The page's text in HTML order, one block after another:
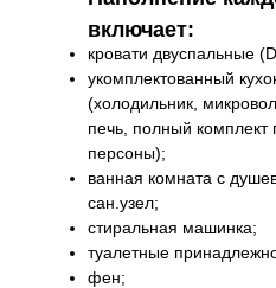
включает:
кровати двуспальные
укомплектованный
(холодильник,
печь, полный комплект
персоны);
ванная комната с
сан.узел;
стиральная машинка;
туалетные
фен;